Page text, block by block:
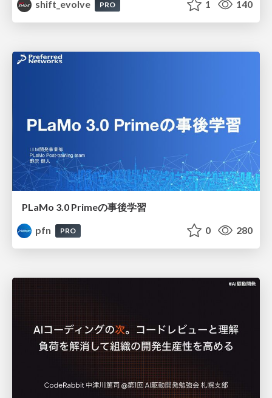
shift_evolve
PRO 1 140
PLaMo 3.0 Primeの事後学習
pfn
PRO 0 280